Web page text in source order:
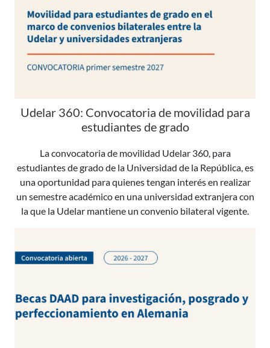
Udelar 360: Convocatoria de movilidad para
estudiantes de grado
La convocatoria de movilidad Udelar 360, para
estudiantes de grado de la Universidad de la República, es
una oportunidad para quienes tengan interés en realizar
un semestre académico en una universidad extranjera con
la que la Udelar mantiene un convenio bilateral vigente.